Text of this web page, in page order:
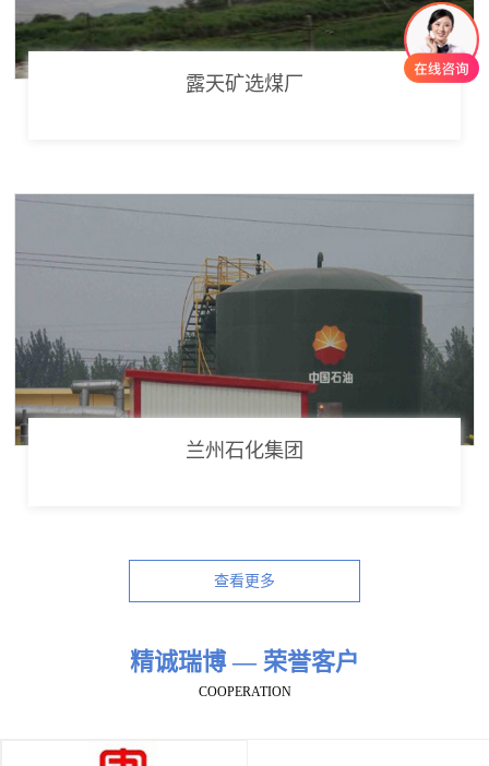
露天矿选煤厂
兰州石化集团
查看更多
精诚瑞博 — 荣誉客户
COOPERATION